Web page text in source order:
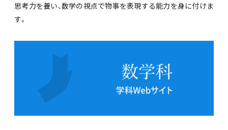
思考力を養い、数学の視点で物事を表現する能力を身に付けま
す。